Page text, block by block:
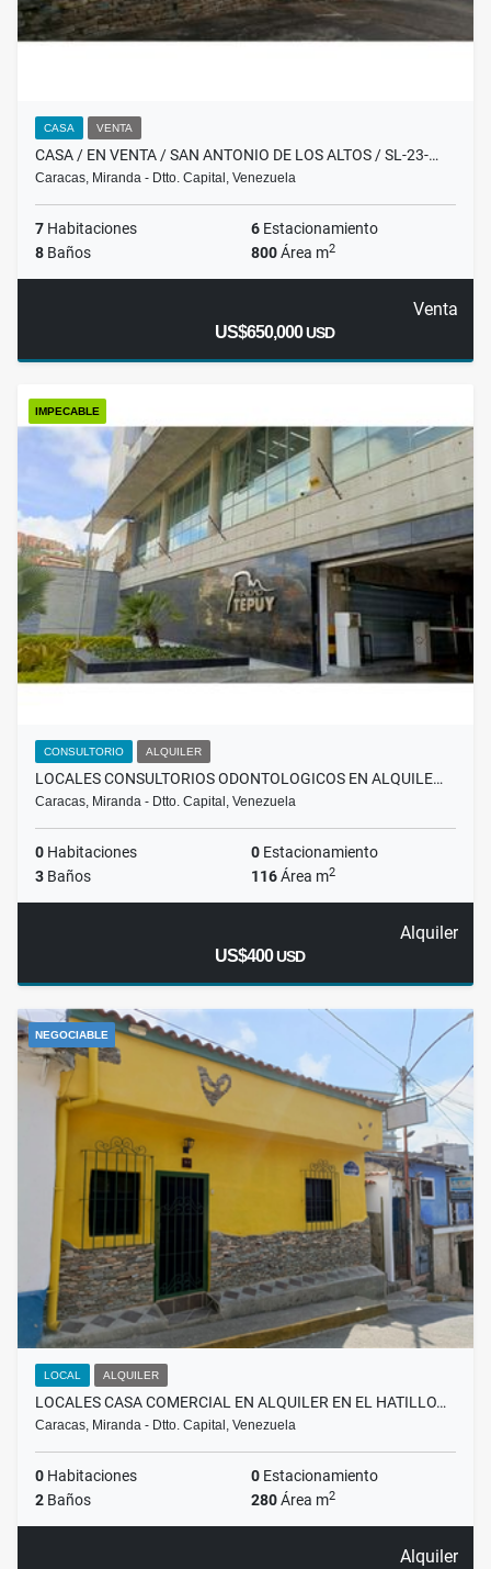
CASA VENTA
CASA / EN VENTA / SAN ANTONIO DE LOS ALTOS / SL-23-…
Caracas, Miranda - Dtto. Capital, Venezuela
7 Habitaciones 6 Estacionamiento
8 Baños 800Área m2
Venta
US$650,000USD
IMPECABLE
CONSULTORIO ALQUILER
LOCALES CONSULTORIOS ODONTOLOGICOS EN ALQUILE…
Caracas, Miranda - Dtto. Capital, Venezuela
0 Habitaciones 0 Estacionamiento
3 Baños 116Área m2
Alquiler
US$400USD
NEGOCIABLE
LOCAL ALQUILER
LOCALES CASA COMERCIAL EN ALQUILER EN EL HATILLO…
Caracas, Miranda - Dtto. Capital, Venezuela
0 Habitaciones 0 Estacionamiento
2 Baños 280Área m2
Alquiler